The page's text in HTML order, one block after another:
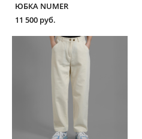
ЮБКА NUMER
11 500 pуб.